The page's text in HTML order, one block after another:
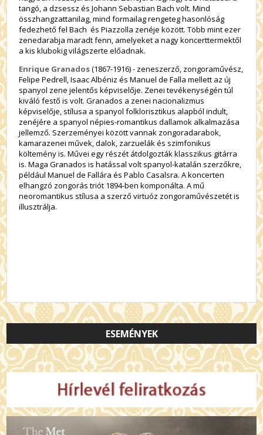
tangó, a dzsessz és Johann Sebastian Bach volt. Mind
összhangzattanilag, mind formailag rengeteg hasonlóság
fedezhető fel Bach és Piazzolla zenéje között. Több mint ezer
zenedarabja maradt fenn, amelyeket a nagy koncerttermektől
a kis klubokig világszerte előadnak.
Enrique Granados(1867-1916) - zeneszerző, zongoraművész,
Felipe Pedrell, Isaac Albéniz és Manuel de Falla mellett az új
spanyol zene jelentős képviselője. Zenei tevékenységén túl
kiváló festő is volt. Granados a zenei nacionalizmus
képviselője, stílusa a spanyol folklorisztikus alapból indult,
zenéjére a spanyol népies-romantikus dallamok alkalmazása
jellemző. Szerzeményei között vannak zongoradarabok,
kamarazenei művek, dalok, zarzuelák és szimfonikus
költemény is. Művei egy részét átdolgozták klasszikus gitárra
is. Maga Granados is hatással volt spanyol-katalán szerzőkre,
például Manuel de Fallára és Pablo Casalsra. A koncerten
elhangzó zongorás triót 1894-ben komponálta. A mű
neoromantikus stílusa a szerző virtuóz zongoraművészetét is
illusztrálja.
ESEMÉNYEK